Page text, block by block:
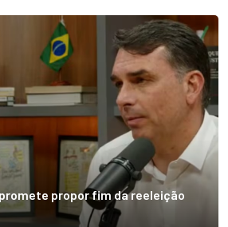
propor fim da reeleição